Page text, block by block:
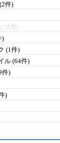
件)
活動
)
(1件)
ル (64件)
件)
)